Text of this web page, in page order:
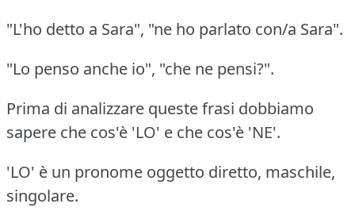
"L'ho detto a Sara", "ne ho parlato con/a Sara".
"Lo penso anche io", "che ne pensi?".
Prima di analizzare queste frasi dobbiamo
sapere che cos'è 'LO' e che cos'è 'NE'.
'LO' è un pronome oggetto diretto, maschile,
singolare.